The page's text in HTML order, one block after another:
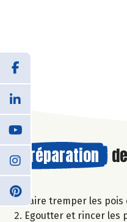
Préparation
Faire tremper les
Egoutter et rincer les